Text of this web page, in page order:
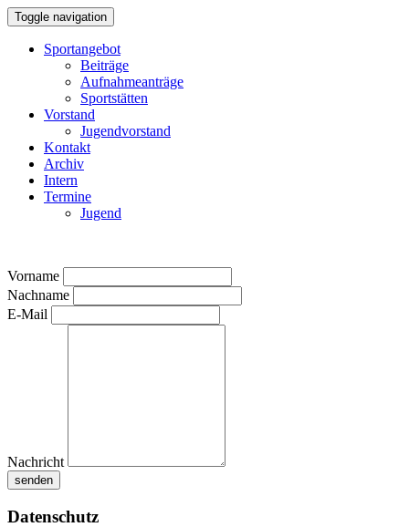
Toggle navigation
Sportangebot
Beiträge
Aufnahmeanträge
Sportstätten
Vorstand
Jugendvorstand
Kontakt
Archiv
Intern
Termine
Jugend
Vorname
Nachname
E-Mail
Nachricht
senden
Datenschutz